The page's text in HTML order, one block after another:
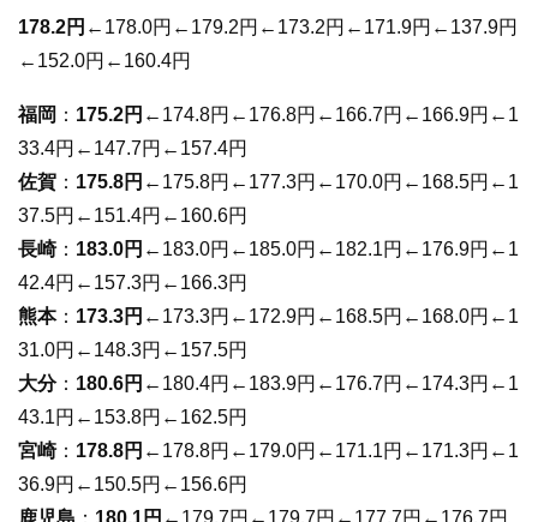
178.2円 ←178.0円←179.2円←173.2円←171.9円←137.9円
←152.0円←160.4円
福岡 ： 175.2円 ←174.8円←176.8円←166.7円←166.9円←1
33.4円←147.7円←157.4円
佐賀 ： 175.8円 ←175.8円←177.3円←170.0円←168.5円←1
37.5円←151.4円←160.6円
長崎： 183.0円 ←183.0円←185.0円←182.1円←176.9円←1
42.4円←157.3円←166.3円
熊本： 173.3円 ←173.3円←172.9円←168.5円←168.0円←1
31.0円←148.3円←157.5円
大分： 180.6円 ←180.4円←183.9円←176.7円←174.3円←1
43.1円←153.8円←162.5円
宮崎： 178.8円 ←178.8円←179.0円←171.1円←171.3円←1
36.9円←150.5円←156.6円